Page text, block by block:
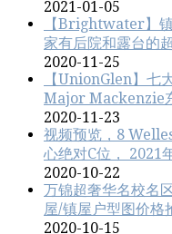
2021-01-05
【Brightwater】
家有后院和露台的
2020-11-25
【UnionGlen】七
Major Mackenzie
2020-11-23
视频预览，8
心绝对C位， 2021
2020-10-22
万锦超奢华名校名
屋/镇屋户型图价格
2020-10-15